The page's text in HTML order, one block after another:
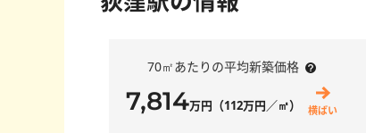
70㎡あたりの平均新築価格
7,814万円（112万円／㎡） 横ばい